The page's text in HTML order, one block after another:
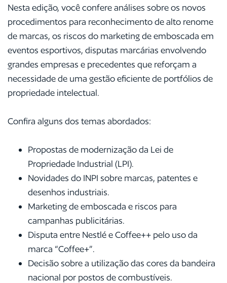
Nesta edição, você confere análises sobre os novos
procedimentos para reconhecimento de alto renome
de marcas, os riscos do marketing de emboscada em
eventos esportivos, disputas marcárias envolvendo
grandes empresas e precedentes que reforçam a
necessidade de uma gestão eficiente de portfólios de
propriedade intelectual.
Confira alguns dos temas abordados:
Propostas de modernização da Lei de
Propriedade Industrial (LPI).
Novidades do INPI sobre marcas, patentes e
desenhos industriais.
Marketing de emboscada e riscos para
campanhas publicitárias.
Disputa entre Nestlé e Coffee++ pelo uso da
marca “Coffee+”.
Decisão sobre a utilização das cores da bandeira
nacional por postos de combustíveis.